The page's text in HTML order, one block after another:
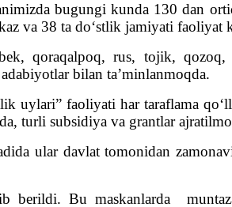
bugungi kunda 130 dan
va 38 ta do‘stlik jamiyati faoliyat
qoraqalpoq, rus, tojik,
bilan ta’minlanmoqda.
uylari” faoliyati har taraflama
turli subsidiya va grantlar
ular davlat tomonidan
Bu maskanlarda